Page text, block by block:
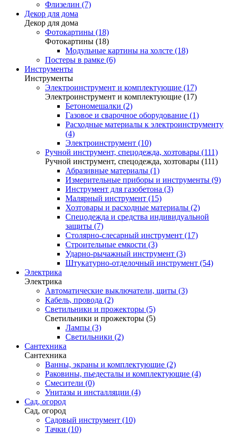
Флизелин (7)
Декор для дома
Декор для дома
Фотокартины (18)
Фотокартины (18)
Модульные картины на холсте (18)
Постеры в рамке (6)
Инструменты
Инструменты
Электроинструмент и комплектующие (17)
Электроинструмент и комплектующие (17)
Бетономешалки (2)
Газовое и сварочное оборудование (1)
Расходные материалы к электроинструменту
(4)
Электроинструмент (10)
Ручной инструмент, спецодежда, хозтовары (111)
Ручной инструмент, спецодежда, хозтовары (111)
Абразивные материалы (1)
Измерительные приборы и инструменты (9)
Инструмент для газобетона (3)
Малярный инструмент (15)
Хозтовары и расходные материалы (2)
Спецодежда и средства индивидуальной
защиты (7)
Столярно-слесарный инструмент (17)
Строительные емкости (3)
Ударно-рычажный инструмент (3)
Штукатурно-отделочный инструмент (54)
Электрика
Электрика
Автоматические выключатели, щиты (3)
Кабель, провода (2)
Светильники и прожекторы (5)
Светильники и прожекторы (5)
Лампы (3)
Светильники (2)
Сантехника
Сантехника
Ванны, экраны и комплектующие (2)
Раковины, пьедесталы и комплектующие (4)
Смесители (0)
Унитазы и инсталляции (4)
Сад, огород
Сад, огород
Садовый инструмент (10)
Тачки (10)